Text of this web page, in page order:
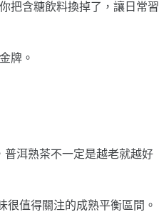
把含糖飲料換掉了，讓日常習
牌。
普洱熟茶不一定是越老就越好
很值得關注的成熟平衡區間。